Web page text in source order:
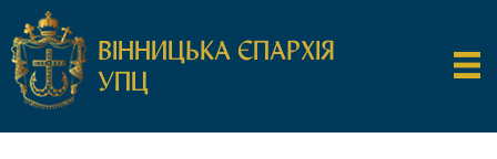
ВІННИЦЬКА ЄПАРХІЯ
УПЦ